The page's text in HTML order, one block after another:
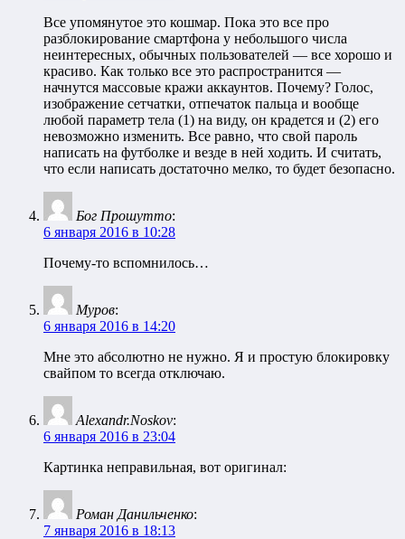
Все упомянутое это кошмар. Пока это все про
разблокирование смартфона у небольшого числа
неинтересных, обычных пользователей — все хорошо и
красиво. Как только все это распространится —
начнутся массовые кражи аккаунтов. Почему? Голос,
изображение сетчатки, отпечаток пальца и вообще
любой параметр тела (1) на виду, он крадется и (2) его
невозможно изменить. Все равно, что свой пароль
написать на футболке и везде в ней ходить. И считать,
что если написать достаточно мелко, то будет безопасно.
Бог Прошутто:
6 января 2016 в 10:28
Почему-то вспомнилось…
Муров:
6 января 2016 в 14:20
Мне это абсолютно не нужно. Я и простую блокировку
свайпом то всегда отключаю.
Alexandr.Noskov:
6 января 2016 в 23:04
Картинка неправильная, вот оригинал:
Роман Данильченко:
7 января 2016 в 18:13